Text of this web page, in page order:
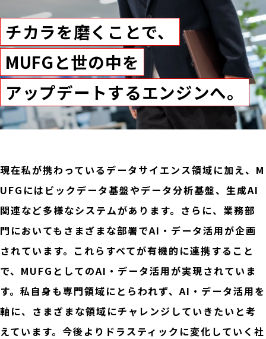
チカラを磨くことで、
MUFGと世の中を
アップデートするエンジンへ。
現在私が携わっているデータサイエンス領域に加え、M
UFGにはビックデータ基盤やデータ分析基盤、生成AI
関連など多様なシステムがあります。さらに、業務部
門においてもさまざまな部署でAI・データ活用が企画
されています。これらすべてが有機的に連携すること
で、MUFGとしてのAI・データ活用が実現されていま
す。私自身も専門領域にとらわれず、AI・データ活用を
軸に、さまざまな領域にチャレンジしていきたいと考
えています。今後よりドラスティックに変化していく社